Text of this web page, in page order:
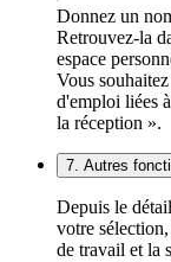
Donnez un
Retrouvez-la
espace
Vous
d'emploi liées
la réception ».
7. Autres
Depuis le
votre
de travail et la